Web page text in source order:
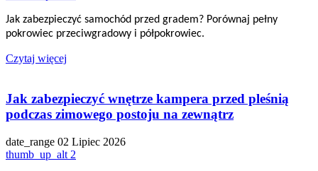
Jak zabezpieczyć samochód przed gradem? Porównaj pełny
pokrowiec przeciwgradowy i półpokrowiec.
Czytaj więcej
Jak zabezpieczyć wnętrze kampera przed pleśnią
podczas zimowego postoju na zewnątrz
date_range 02 Lipiec 2026
thumb_up_alt 2